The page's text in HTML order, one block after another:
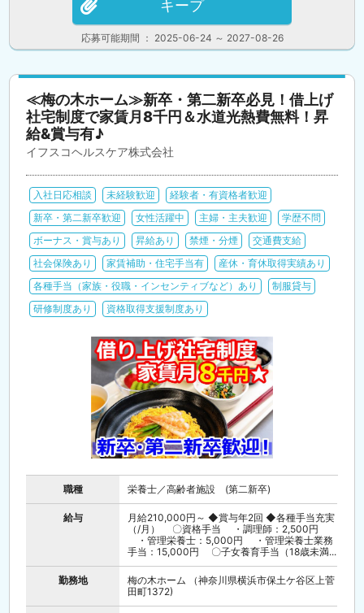
応募可能期間 ： 2025-06-24 ～ 2027-08-26
キープ
≪梅の木ホーム≫新卒・第二新卒必見！借上げ
社宅制度で家賃月8千円＆水道光熱費無料！昇
給&賞与有♪
イフスコヘルスケア株式会社
入社日応相談 未経験歓迎
経験者・有資格者歓迎
新卒・第二新卒歓迎
女性活躍中 主婦・主夫歓迎
学歴不問
ボーナス・賞与あり
昇給あり 禁煙・分煙
交通費支給
社会保険あり
家賃補助・住宅手当有
産休・育休取得実績あり
各種手当（家族・役職・インセンティブなど）あり
制服貸与
研修制度あり
資格取得支援制度あり
職種 栄養士／高齢者施設 (第二新卒)
給与
月給210,000円～ ◆賞与年2回 ◆各種手当充実
（/月） 〇資格手当 ・調理師：2,500円
・管理栄養士：5,000円 ・管理栄養士業務
手当：15,000円 〇子女養育手当（18歳未満...
勤務地
梅の木ホーム （神奈川県横浜市保土ケ谷区上菅
田町1372)